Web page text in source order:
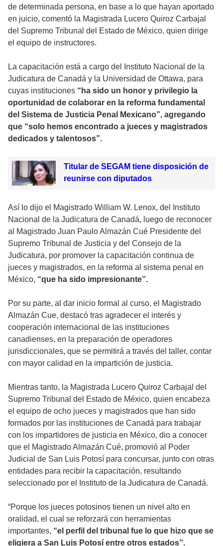
de determinada persona, en base a lo que hayan aportado
en juicio, comentó la Magistrada Lucero Quiroz Carbajal
del Supremo Tribunal del Estado de México, quien dirige
el equipo de instructores.
La capacitación está a cargo del Instituto Nacional de la
Judicatura de Canadá y la Universidad de Ottawa, para
cuyas instituciones “ha sido un honor y privilegio la
oportunidad de colaborar en la reforma fundamental
del Sistema de Justicia Penal Mexicano”, agregando
que “solo hemos encontrado a jueces y magistrados
dedicados y talentosos”.
Titular de SEGAM tiene disposición de
reunirse con diputados
Así lo dijo el Magistrado William W. Lenox, del Instituto
Nacional de la Judicatura de Canadá, luego de reconocer
al Magistrado Juan Paulo Almazán Cué Presidente del
Supremo Tribunal de Justicia y del Consejo de la
Judicatura, por promover la capacitación continua de
jueces y magistrados, en la reforma al sistema penal en
México, “que ha sido impresionante”.
Por su parte, al dar inicio formal al curso, el Magistrado
Almazán Cue, destacó tras agradecer el interés y
cooperación internacional de las instituciones
canadienses, en la preparación de operadores
jurisdiccionales, que se permitirá a través del taller, contar
con mayor calidad en la impartición de justicia.
Mientras tanto, la Magistrada Lucero Quiroz Carbajal del
Supremo Tribunal del Estado de México, quien encabeza
el equipo de ocho jueces y magistrados que han sido
formados por las instituciones de Canadá para trabajar
con los impartidores de justicia en México, dio a conocer
que el Magistrado Almazán Cué, promovió al Poder
Judicial de San Luis Potosí para concursar, junto con otras
entidades para recibir la capacitación, resultando
seleccionado por el Instituto de la Judicatura de Canadá.
“Porque los jueces potosinos tienen un nivel alto en
oralidad, el cual se reforzará con herramientas
importantes, “el perfil del tribunal fue lo que hizo que se
eligiera a San Luis Potosí entre otros estados”.